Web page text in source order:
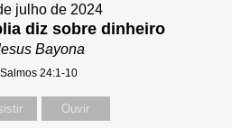
julho de 2024
diz sobre dinheiro
Bayona
Salmos 24:1-10
Ouvir